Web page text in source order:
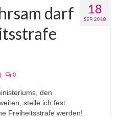
18
SEP. 2018
darf
| 0
den
stelle ich fest:
Freiheitsstrafe werden!